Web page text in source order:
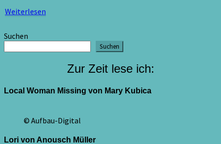
Weiterlesen
Suchen
Suchen
Zur Zeit lese ich:
Local Woman Missing von Mary Kubica
© Aufbau-Digital
Lori von Anousch Müller